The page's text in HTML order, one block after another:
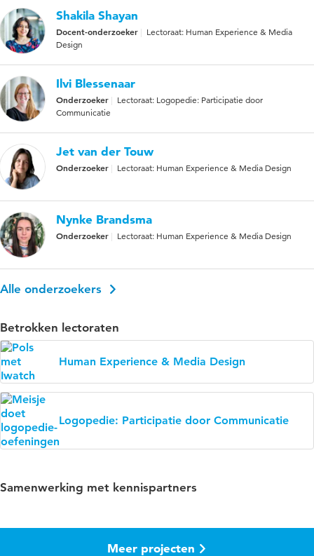
Shakila Shayan
Docent-onderzoeker
Lectoraat: Human Experience & Media
Design
Ilvi Blessenaar
Onderzoeker
Lectoraat: Logopedie: Participatie door
Communicatie
Jet van der Touw
Onderzoeker Lectoraat: Human Experience & Media Design
Nynke Brandsma
Onderzoeker Lectoraat: Human Experience & Media Design
Alle onderzoekers
Betrokken lectoraten
Human Experience & Media Design
Logopedie: Participatie door Communicatie
Samenwerking met kennispartners
Meer projecten